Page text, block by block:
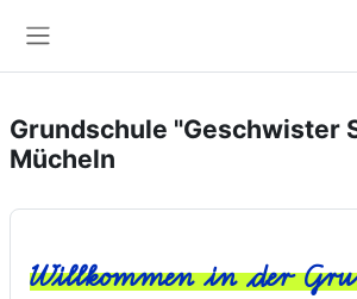
Grundschule "Geschwister
Mücheln
Willkommen in der